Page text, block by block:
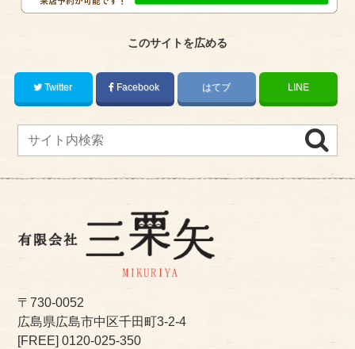
このサイトを広める
Twitter Facebook はてブ LINE
〒730-0052
広島県広島市中区千田町3-2-4
[FREE]0120-025-350